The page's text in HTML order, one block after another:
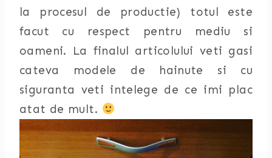
la procesul de productie) totul este
facut cu respect pentru mediu si
oameni. La finalul articolului veti gasi
cateva modele de hainute si cu
siguranta veti intelege de ce imi plac
atat de mult.